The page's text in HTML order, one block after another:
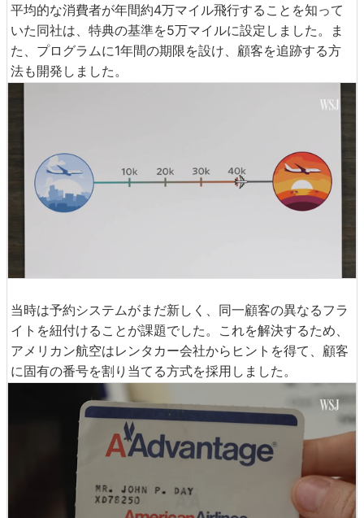
平均的な消費者が年間約4万マイル飛行することを知って
いた同社は、特典の基準を5万マイルに設定しました。ま
た、プログラムに1年間の期限を設け、顧客を追跡する方
法も開発しました。
当時は予約システムがまだ新しく、同一顧客の異なるフラ
イトを紐付けることが課題でした。これを解決するため、
アメリカン航空はレンタカー会社からヒントを得て、顧客
に固有の番号を割り当てる方式を採用しました。